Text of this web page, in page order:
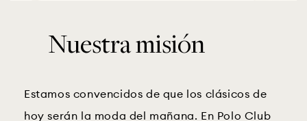
Nuestra misión
Estamos convencidos de que los clásicos de
hoy serán la moda del mañana. En Polo Club